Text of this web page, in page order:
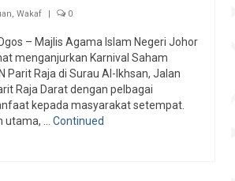
, Wakaf | 0
– Majlis Agama Islam Negeri Johor
menganjurkan Karnival Saham
Parit Raja di Surau Al-Ikhsan, Jalan
Raja Darat dengan pelbagai
kepada masyarakat setempat.
utama, … Continued